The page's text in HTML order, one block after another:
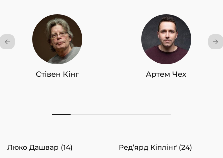
Стівен Кінг Артем Чех
Люко Дашвар (14)
Ред’ярд Кіплінґ (24)